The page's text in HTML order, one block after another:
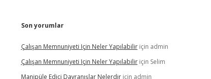
Son yorumlar
Çalışan Memnuniyeti Için Neler Yapılabiliriçin admin
Çalışan Memnuniyeti Için Neler Yapılabiliriçin Selim
Manipüle Edici Davranışlar Nelerdiriçin admin